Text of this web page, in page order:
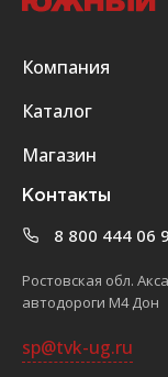
Компания
Каталог
Магазин
Контакты
8 800 444 06
Ростовская обл.
автодороги М4 Дон
sp@tvk-ug.ru